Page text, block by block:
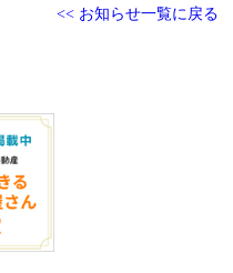
<< お知らせ一覧に戻る